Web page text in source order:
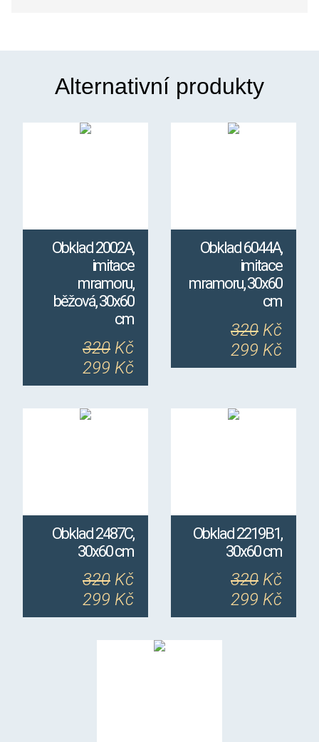
Alternativní produkty
Obklad 2002A,
imitace
mramoru,
běžová, 30x60
cm
320 Kč
299 Kč
Obklad 6044A,
imitace
mramoru, 30x60
cm
320 Kč
299 Kč
Obklad 2487C,
30x60 cm
320 Kč
299 Kč
Obklad 2219B1,
30x60 cm
320 Kč
299 Kč